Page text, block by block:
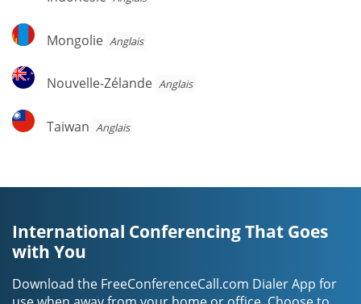
Mongolie
Mongolie Anglais
Nouvelle-
Zélande
Nouvelle-Zélande Anglais
Taiwan
Taiwan Anglais
International Conferencing That Goes
with You
Download the FreeConferenceCall.com Dialer App for